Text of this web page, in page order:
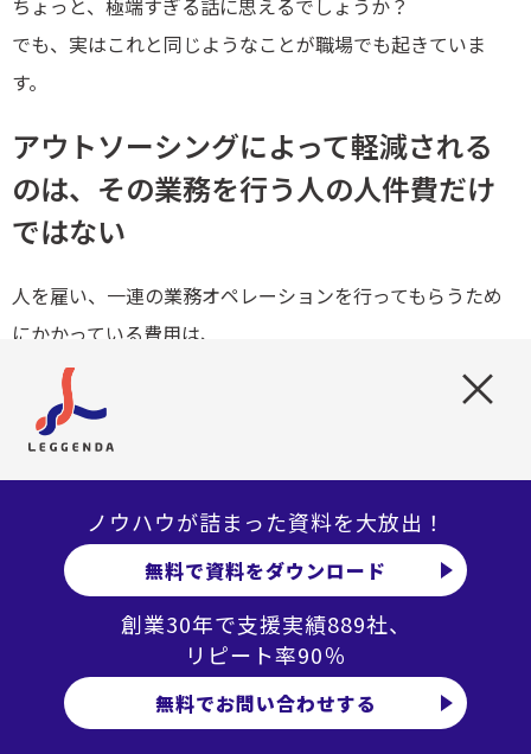
×
ノウハウが詰まった資料を大放出！
無料で資料をダウンロード
創業30年で支援実績889社、
リピート率90％
無料でお問い合わせする
ちょっと、極端すぎる話に思えるでしょうか？
でも、実はこれと同じようなことが職場でも起きていま
す。
アウトソーシングによって軽減される
のは、その業務を行う人の人件費だけ
ではない
人を雇い、一連の業務オペレーションを行ってもらうため
にかかっている費用は、
その方の人件費だけではありません。
担当者が業務を行うための社内スペース（家賃）、資
担当者の有休等の休日取得時の給与
休暇取得をされたときの代替要員の確保
マニュアル作成の工数
必要なシステムのメンテナンスコスト
担当者が辞めないための施策、福利厚生費用
担当者に専門知識を身に着けてもらうための教育期間